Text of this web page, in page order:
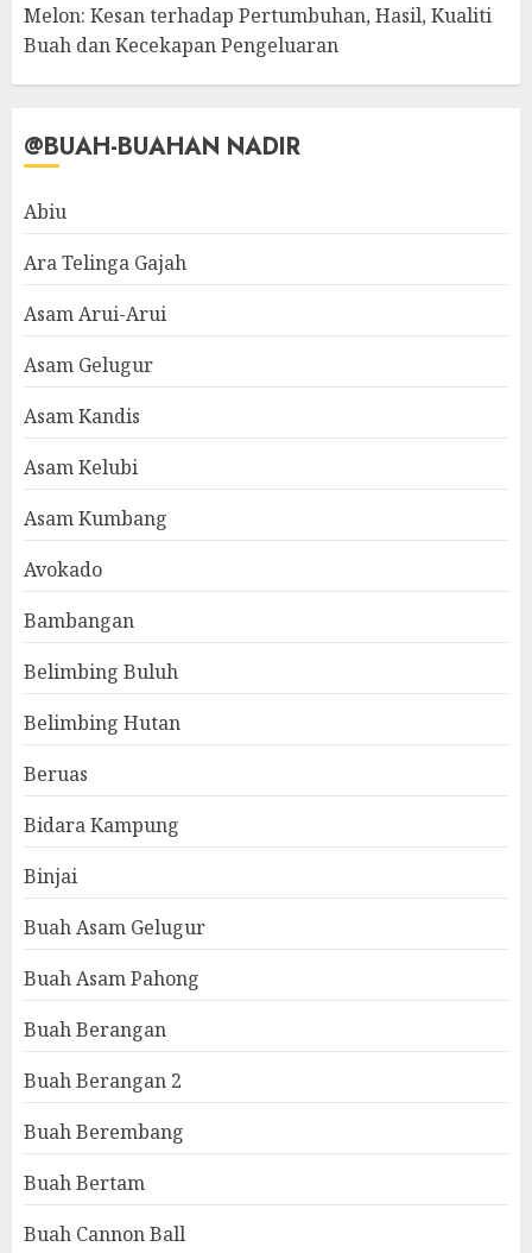
Melon: Kesan terhadap Pertumbuhan, Hasil, Kualiti
Buah dan Kecekapan Pengeluaran
@BUAH-BUAHAN NADIR
Abiu
Ara Telinga Gajah
Asam Arui-Arui
Asam Gelugur
Asam Kandis
Asam Kelubi
Asam Kumbang
Avokado
Bambangan
Belimbing Buluh
Belimbing Hutan
Beruas
Bidara Kampung
Binjai
Buah Asam Gelugur
Buah Asam Pahong
Buah Berangan
Buah Berangan 2
Buah Berembang
Buah Bertam
Buah Cannon Ball